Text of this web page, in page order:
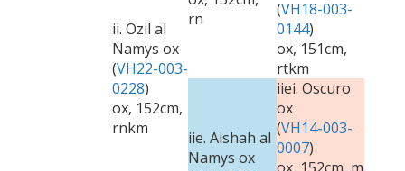
ii. Ozil al
Namys ox
(VH22-003-
0228)
ox, 152cm,
rnkm
rn
(VH18-003-
0144)
ox, 151cm,
rtkm
iie. Aishah al
Namys ox
iiei. Oscuro
ox
(VH14-003-
0007)